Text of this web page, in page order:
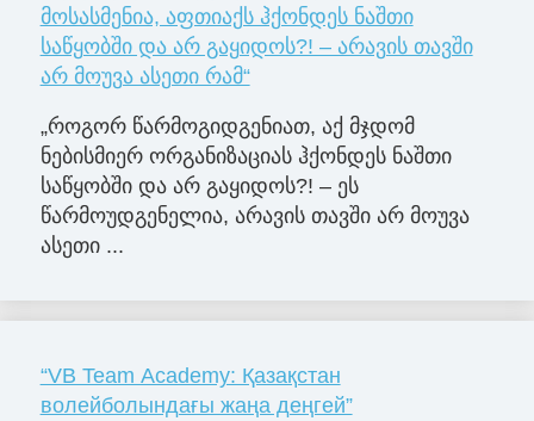
მოსასმენია, აფთიაქს ჰქონდეს ნაშთი
საწყობში და არ გაყიდოს?! – არავის თავში
არ მოუვა ასეთი რამ“
„როგორ წარმოგიდგენიათ, აქ მჯდომ
ნებისმიერ ორგანიზაციას ჰქონდეს ნაშთი
საწყობში და არ გაყიდოს?! – ეს
წარმოუდგენელია, არავის თავში არ მოუვა
ასეთი ...
“VB Team Academy: Қазақстан
волейболындағы жаңа деңгей”